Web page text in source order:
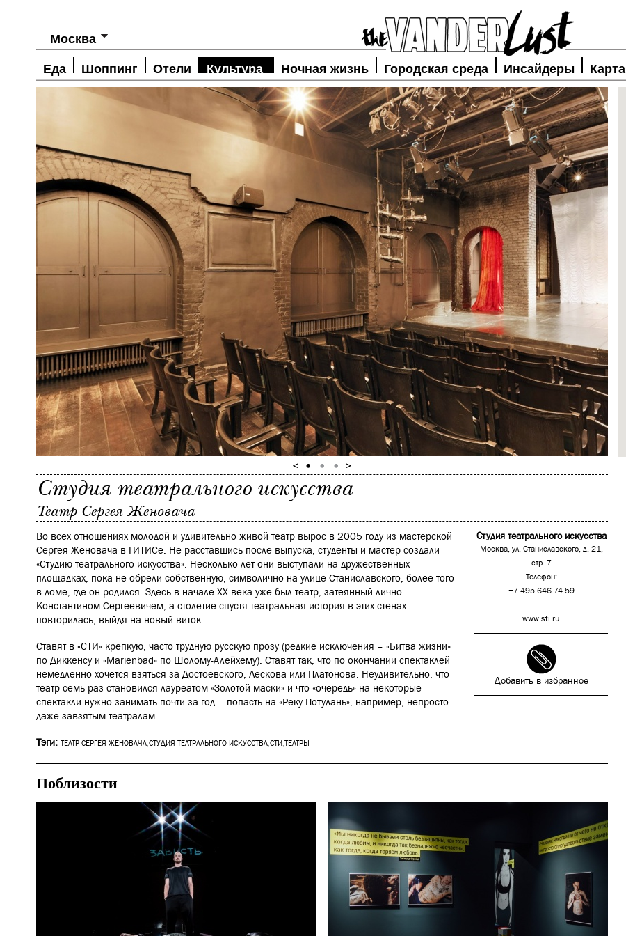
Москва
Еда Шоппинг Отели Культура Ночная жизнь Городская среда Инсайдеры Карта
Студия театрального искусства
Театр Сергея Женовача
Студия театрального искусства
Москва, ул. Станиславского, д. 21,
стр. 7
Телефон:
+7 495 646-74-59
www.sti.ru
Добавить в избранное
Во всех отношениях молодой и удивительно живой театр вырос в 2005 году из мастерской
Сергея Женовача в ГИТИСе. Не расставшись после выпуска, студенты и мастер создали
«Студию театрального искусства». Несколько лет они выступали на дружественных
площадках, пока не обрели собственную, символично на улице Станиславского, более того –
в доме, где он родился. Здесь в начале ХХ века уже был театр, затеянный лично
Константином Сергеевичем, а столетие спустя театральная история в этих стенах
повторилась, выйдя на новый виток.
Ставят в «СТИ» крепкую, часто трудную русскую прозу (редкие исключения – «Битва жизни»
по Диккенсу и «Marienbad» по Шолому-Алейхему). Ставят так, что по окончании спектаклей
немедленно хочется взяться за Достоевского, Лескова или Платонова. Неудивительно, что
театр семь раз становился лауреатом «Золотой маски» и что «очередь» на некоторые
спектакли нужно занимать почти за год – попасть на «Реку Потудань», например, непросто
даже завзятым театралам.
Тэги: ТЕАТР СЕРГЕЯ ЖЕНОВАЧА,СТУДИЯ ТЕАТРАЛЬНОГО ИСКУССТВА,СТИ,ТЕАТРЫ
Поблизости